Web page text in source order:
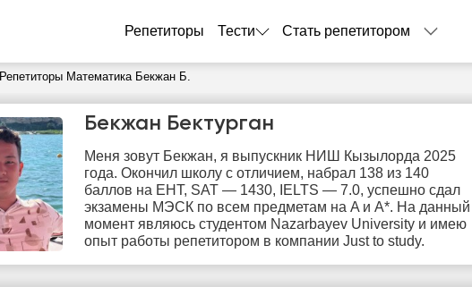
Репетиторы Тести Стать репетитором
Репетиторы Математика Бекжан Б.
Бекжан Бектурган
Меня зовут Бекжан, я выпускник НИШ Кызылорда 2025
года. Окончил школу с отличием, набрал 138 из 140
баллов на ЕНТ, SAT — 1430, IELTS — 7.0, успешно сдал
экзамены МЭСК по всем предметам на A и A*. На данный
момент являюсь студентом Nazarbayev University и имею
опыт работы репетитором в компании Just to study.
вс
9
пн
10
вт
11
ср
12
чт
13